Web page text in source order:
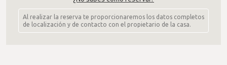
Al realizar la reserva te proporcionaremos los datos completos
de localización y de contacto con el propietario de la casa.